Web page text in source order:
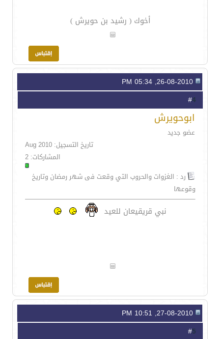
أخوك ( رشيد بن حويرش )
4
ابوحويرش
عضو جديد
تاريخ التسجيل: Aug 2010
المشاركات: 2
رد : الغزوات والحروب التي وقعت فى شهر رمضان وتاريخ
وقوعها
نبي قريقيعان للعيد
5